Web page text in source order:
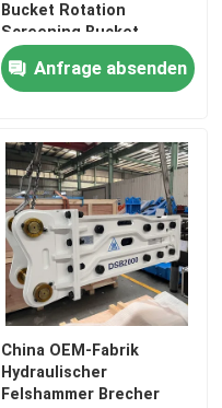
Bucket Rotation
Screening Bucket
Exkavator Rotation
Screening Bucke
Crusher Warmverkauf
Anfrage absenden
China OEM-Fabrik
Hydraulischer
Felshammer Brecher